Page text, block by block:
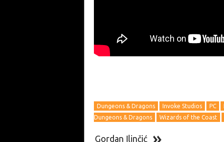
Dungeons & Dragons Invoke Studios PC
Dungeons & Dragons
Wizards of the Coast
Gordan Ilinčić